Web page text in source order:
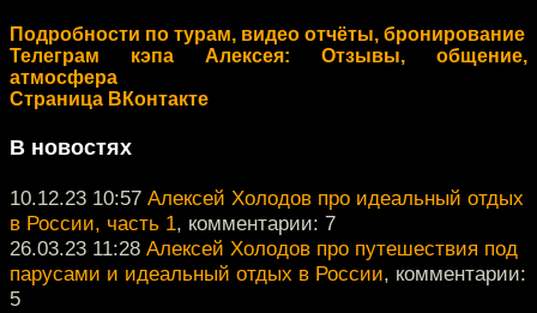
Подробности по турам, видео отчёты, бронирование
Телеграм кэпа Алексея: Отзывы, общение,
атмосфера
Страница ВКонтакте
В новостях
10.12.23 10:57 Алексей Холодов про идеальный отдых
в России, часть 1, комментарии: 7
26.03.23 11:28 Алексей Холодов про путешествия под
парусами и идеальный отдых в России, комментарии:
5